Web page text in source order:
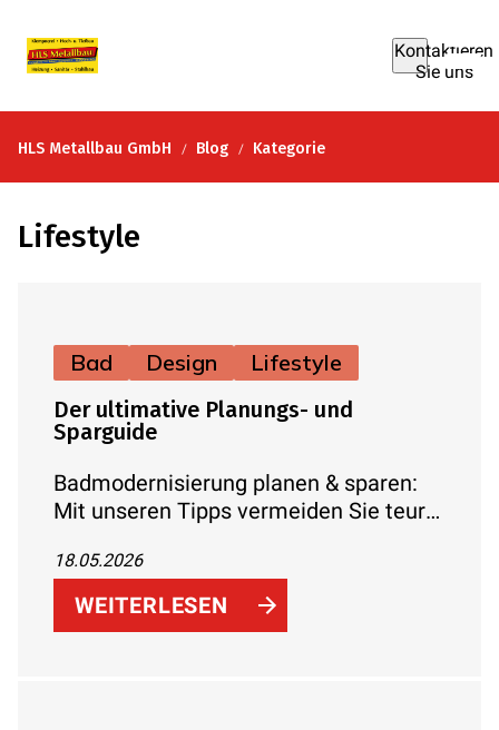
Kontaktieren
Sie uns
HLS Metallbau GmbH Blog Kategorie
Lifestyle
Bad Design Lifestyle
Der ultimative Planungs- und
Sparguide
Badmodernisierung planen & sparen:
Mit unseren Tipps vermeiden Sie teure
sollten und wo Sie clever sparen
können.
18.05.2026
WEITERLESEN